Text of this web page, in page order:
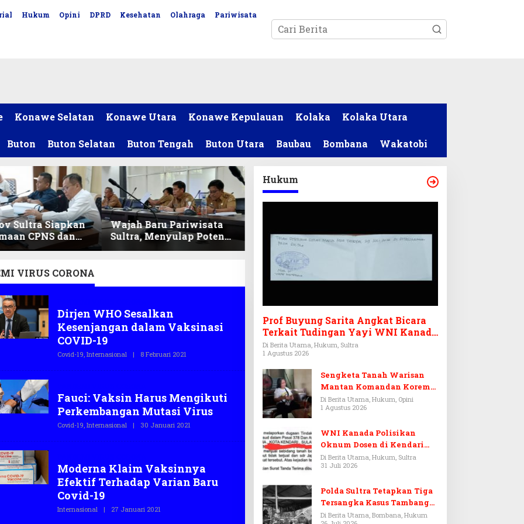
Hukum Opini DPRD Kesehatan Olahraga Pariwisata
Konawe Selatan Konawe Utara Konawe Kepulauan Kolaka Kolaka Utara
Buton Buton Selatan Buton Tengah Buton Utara Baubau Bombana Wakatobi
Sultra Siapkan
CPNS dan
DPRD Sultra
Wajah Baru Pariwisata
Sultra, Menyulap Potensi
Lokal Lewat Sentuhan
VIRUS CORONA
Dirjen WHO Sesalkan
Kesenjangan dalam Vaksinasi
COVID-19
Covid-19, Internasional | 8 Februari 2021
E
E
G
A
.
O
Fauci: Vaksin Harus Mengikuti
Perkembangan Mutasi Virus
Covid-19, Internasional | 30 Januari 2021
E
E
G
A
Moderna Klaim Vaksinnya
Efektif Terhadap Varian Baru
Covid-19
Internasional | 27 Januari 2021
Hukum
Prof Buyung Sarita Angkat Bicara
Terkait Tudingan Yayi WNI Kanada
Ditagih Utang Rp3,6 Miliar
Di Berita Utama, Hukum, Sultra
1 Agustus 2026
Sengketa Tanah Warisan
Mantan Komandan Korem
143/HO, Ketika Warisan
Menjadi Arena Pemerasan
Di Berita Utama, Hukum, Opini
1 Agustus 2026
WNI Kanada Polisikan
Oknum Dosen di Kendari
Terkait Aset Puluhan Miliar
Di Berita Utama, Hukum, Sultra
31 Juli 2026
Polda Sultra Tetapkan Tiga
Tersangka Kasus Tambang
Emas Ilegal di Bombana
Di Berita Utama, Bombana, Hukum